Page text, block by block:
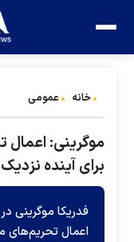
خانه عمومی
موگرینی: اعمال
برای آینده
فدریکا موگرینی
اعمال تحریم‌های